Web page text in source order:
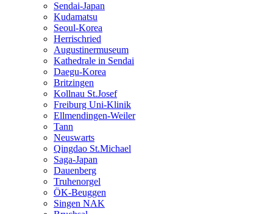
Sendai-Japan
Kudamatsu
Seoul-Korea
Herrischried
Augustinermuseum
Kathedrale in Sendai
Daegu-Korea
Britzingen
Kollnau St.Josef
Freiburg Uni-Klinik
Ellmendingen-Weiler
Tann
Neuswarts
Qingdao St.Michael
Saga-Japan
Dauenberg
Truhenorgel
ÖK-Beuggen
Singen NAK